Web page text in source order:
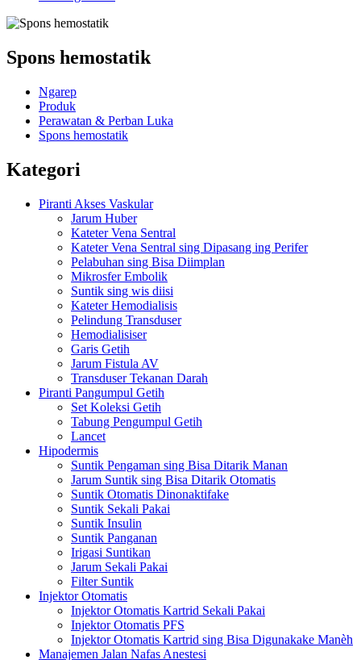
Spons hemostatik
Ngarep
Produk
Perawatan & Perban Luka
Spons hemostatik
Kategori
Piranti Akses Vaskular
Jarum Huber
Kateter Vena Sentral
Kateter Vena Sentral sing Dipasang ing Perifer
Pelabuhan sing Bisa Diimplan
Mikrosfer Embolik
Suntik sing wis diisi
Kateter Hemodialisis
Pelindung Transduser
Hemodialisiser
Garis Getih
Jarum Fistula AV
Transduser Tekanan Darah
Piranti Pangumpul Getih
Set Koleksi Getih
Tabung Pengumpul Getih
Lancet
Hipodermis
Suntik Pengaman sing Bisa Ditarik Manan
Jarum Suntik sing Bisa Ditarik Otomatis
Suntik Otomatis Dinonaktifake
Suntik Sekali Pakai
Suntik Insulin
Suntik Panganan
Irigasi Suntikan
Jarum Sekali Pakai
Filter Suntik
Injektor Otomatis
Injektor Otomatis Kartrid Sekali Pakai
Injektor Otomatis PFS
Injektor Otomatis Kartrid sing Bisa Digunakake Manèh
Manajemen Jalan Nafas Anestesi